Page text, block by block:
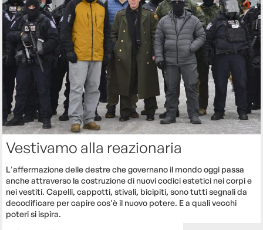
Vestivamo alla reazionaria
L'affermazione delle destre che governano il mondo oggi passa
anche attraverso la costruzione di nuovi codici estetici nei corpi e
nei vestiti. Capelli, cappotti, stivali, bicipiti, sono tutti segnali da
decodificare per capire cos'è il nuovo potere. E a quali vecchi
poteri si ispira.